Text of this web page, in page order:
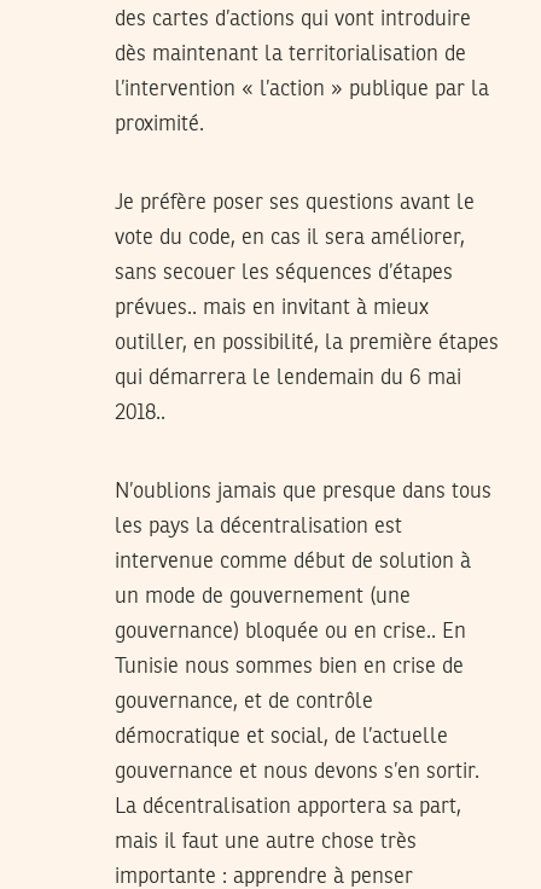
des cartes d’actions qui vont introduire
dès maintenant la territorialisation de
l’intervention « l’action » publique par la
proximité.
Je préfère poser ses questions avant le
vote du code, en cas il sera améliorer,
sans secouer les séquences d’étapes
prévues.. mais en invitant à mieux
outiller, en possibilité, la première étapes
qui démarrera le lendemain du 6 mai
2018..
N’oublions jamais que presque dans tous
les pays la décentralisation est
intervenue comme début de solution à
un mode de gouvernement (une
gouvernance) bloquée ou en crise.. En
Tunisie nous sommes bien en crise de
gouvernance, et de contrôle
démocratique et social, de l’actuelle
gouvernance et nous devons s’en sortir.
La décentralisation apportera sa part,
mais il faut une autre chose très
importante : apprendre à penser